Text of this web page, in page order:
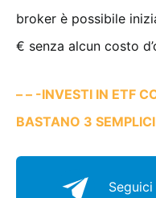
broker è possibile
€ senza alcun costo
– – -INVESTI IN ETF
BASTANO 3